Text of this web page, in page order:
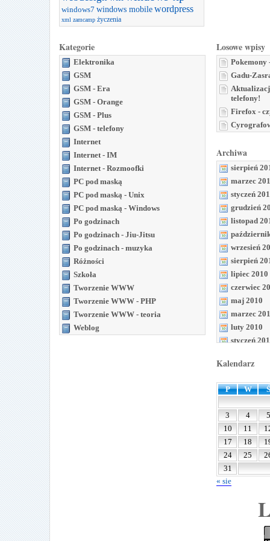
windows7 windows mobile wordpress
xml zamcamp życzenia
Kategorie
Elektronika
GSM
GSM - Era
GSM - Orange
GSM - Plus
GSM - telefony
Internet
Internet - IM
Internet - Rozmoofki
PC pod maską
PC pod maską - Unix
PC pod maską - Windows
Po godzinach
Po godzinach - Jiu-Jitsu
Po godzinach - muzyka
Różności
Szkoła
Tworzenie WWW
Tworzenie WWW - PHP
Tworzenie WWW - teoria
Weblog
Losowe wpisy
Pokemony
Gadu-
telefony!
Firefox -
Archiwa
sierpień
marzec
styczeń
grudzień
listopad
wrzesień
sierpień
lipiec 2010
czerwiec
maj 2010
marzec
luty 2010
styczeń
listopad
wrzesień
sierpień
lipiec 2009
czerwiec
maj 2009
kwiecień
marzec
luty 2009
grudzień
listopad
Kalendarz
P W Ś
3 4
5
10
11
17
18
24
25
31
« sie